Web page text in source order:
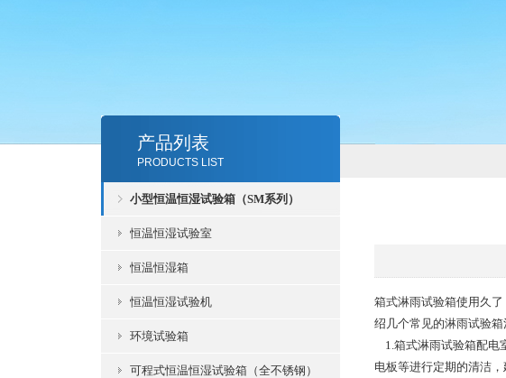
产品列表
PRODUCTS LIST
小型恒温恒湿试验箱（SM系列）
恒温恒湿试验室
恒温恒湿箱
恒温恒湿试验机
环境试验箱
可程式恒温恒湿试验箱（全不锈钢）
箱式淋雨试验箱使用久
绍几个常见的淋雨试验箱
1.箱式淋雨试验箱配电
电板等进行定期的清洁